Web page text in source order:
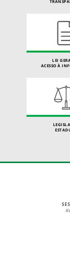
LEI
ACESSO À